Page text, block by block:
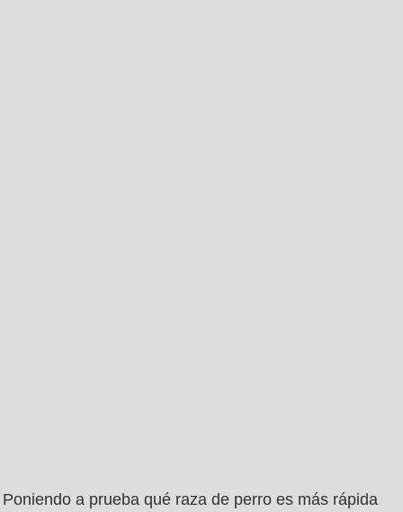
Poniendo a prueba qué raza de perro es más rápida